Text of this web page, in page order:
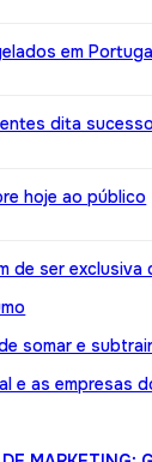
em
dita
hoje ao público
de ser
somar e subtrair
e as empresas